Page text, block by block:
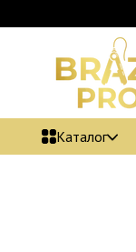
Каталог